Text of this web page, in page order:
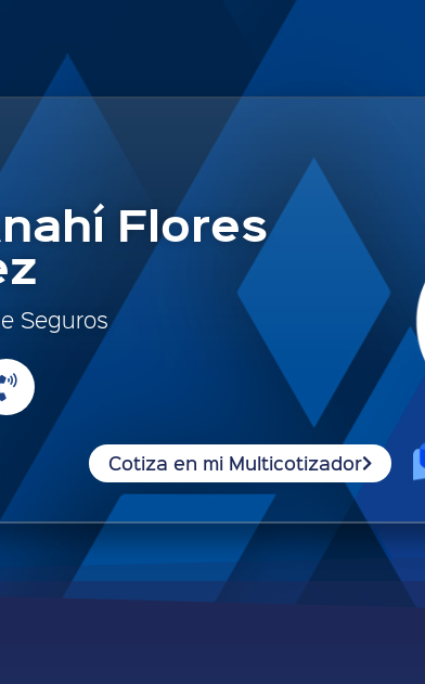
Flores
Seguros
Cotiza en mi Multicotizador